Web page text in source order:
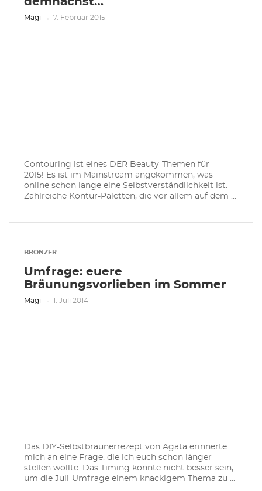
Magi 7. Februar 2015
Contouring ist eines DER Beauty-Themen für
2015! Es ist im Mainstream angekommen, was
online schon lange eine Selbstverständlichkeit ist.
Zahlreiche Kontur-Paletten, die vor allem auf dem ...
BRONZER
Umfrage: euere
Bräunungsvorlieben im Sommer
Magi 1. Juli 2014
Das DIY-Selbstbräunerrezept von Agata erinnerte
mich an eine Frage, die ich euch schon länger
stellen wollte. Das Timing könnte nicht besser sein,
um die Juli-Umfrage einem knackigem Thema zu ...